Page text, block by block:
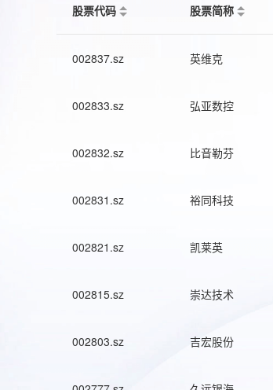
股票代码
股票简称
002837.sz 英维克
002833.sz 弘亚数控
002832.sz 比音勒芬
002831.sz 裕同科技
002821.sz 凯莱英
002815.sz 崇达技术
002803.sz 吉宏股份